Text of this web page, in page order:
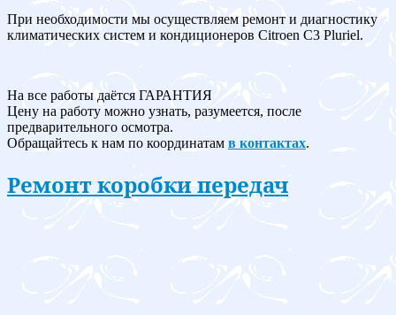
При необходимости мы осуществляем ремонт и диагностику
климатических систем и кондиционеров Citroen C3 Pluriel.
На все работы даётся ГАРАНТИЯ
Цену на работу можно узнать, разумеется, после
предварительного осмотра.
Обращайтесь к нам по координатам в контактах.
Ремонт коробки передач